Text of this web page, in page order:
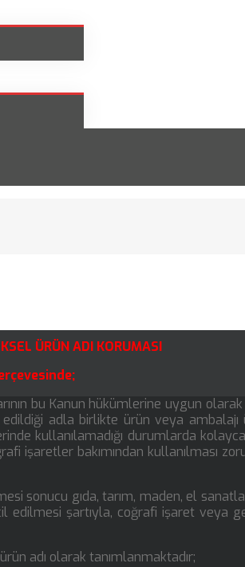
ÜRÜN ADI KORUMASI
bu Kanun hükümlerine uygun
adla birlikte ürün veya ambalajı
kullanılamadığı durumlarda
işaretler bakımından kullanılması
sonucu gıda, tarım, maden, el
edilmesi şartıyla, coğrafi işaret veya
adı olarak tanımlanmaktadır;